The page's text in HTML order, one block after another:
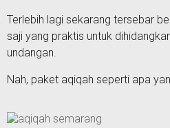
Terlebih lagi sekarang tersebar
saji yang praktis untuk
undangan.
Nah, paket aqiqah seperti apa